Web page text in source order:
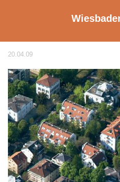
20.04.09